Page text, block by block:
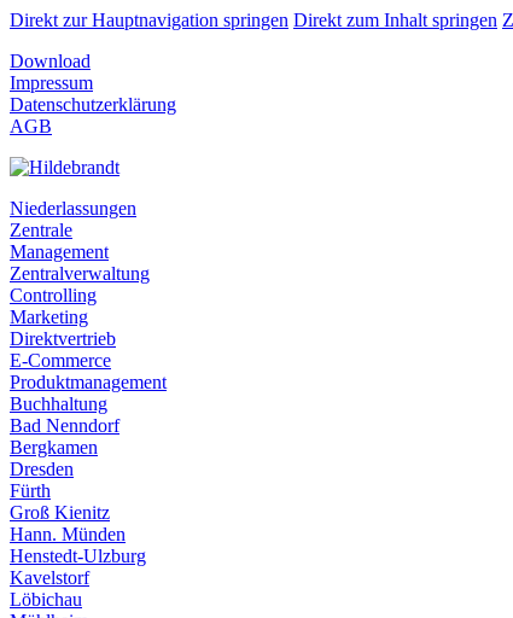
Direkt zur Hauptnavigation springen Direkt zum Inhalt springen
Download
Impressum
Datenschutzerklärung
AGB
Niederlassungen
Zentrale
Management
Zentralverwaltung
Controlling
Marketing
Direktvertrieb
E-Commerce
Produktmanagement
Buchhaltung
Bad Nenndorf
Bergkamen
Dresden
Fürth
Groß Kienitz
Hann. Münden
Henstedt-Ulzburg
Kavelstorf
Löbichau